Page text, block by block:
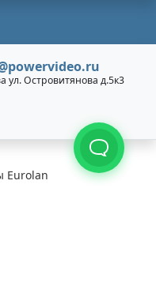
ул. Островитянова д.5к3
Eurolan